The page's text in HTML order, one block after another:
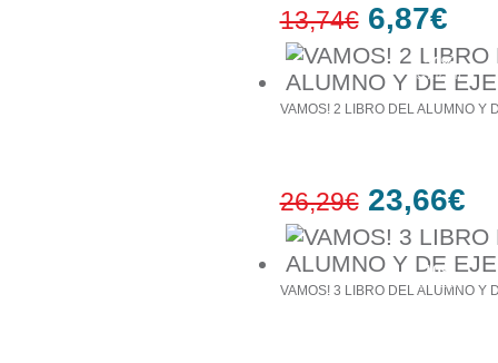
50%
έκπτωση
13,74€ 6,87€
10%
έκπτωση
VAMOS! 2 LIBRO DEL ALUMNO Υ
26,29€ 23,66€
VAMOS! 3 LIBRO DEL ALUMNO Υ